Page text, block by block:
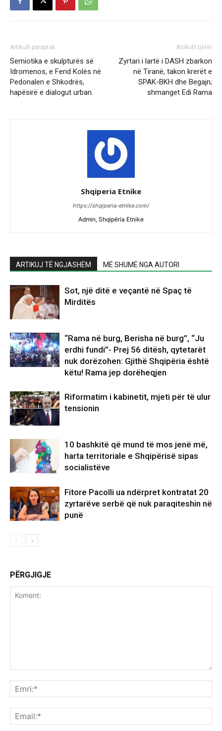
Artikulli paraprak
Semiotika e skulpturës së
Idromenos, e Ferid Kolës në
Pedonalen e Shkodrës,
hapësirë e dialogut urban.
Artikulli tjetër
Zyrtari i lartë i DASH zbarkon
në Tiranë, takon krerët e
SPAK-BKH dhe Begajn;
shmanget Edi Rama
Shqiperia Etnike
https://shqiperia-etnike.com/
Admin, Shqipëria Etnike
ARTIKUJ TË NGJASHËM MË SHUMË NGA AUTORI
Sot, një ditë e veçantë në Spaç të
Mirditës
“Rama në burg, Berisha në burg”, “Ju
erdhi fundi”- Prej 56 ditësh, qytetarët
nuk dorëzohen: Gjithë Shqipëria është
këtu! Rama jep dorëheqjen
Riformatim i kabinetit, mjeti për të ulur
tensionin
10 bashkitë që mund të mos jenë më,
harta territoriale e Shqipërisë sipas
socialistëve
Fitore Pacolli ua ndërpret kontratat 20
zyrtarëve serbë që nuk paraqiteshin në
punë
PËRGJIGJE